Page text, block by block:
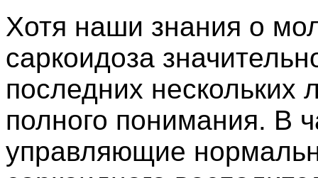
Хотя наши знания о
саркоидоза
последних нескольких
полного понимания. В
управляющие